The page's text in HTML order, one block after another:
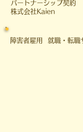
​パートナーシップ契約
​株式会社Kaien
障害者雇用 就職・転職